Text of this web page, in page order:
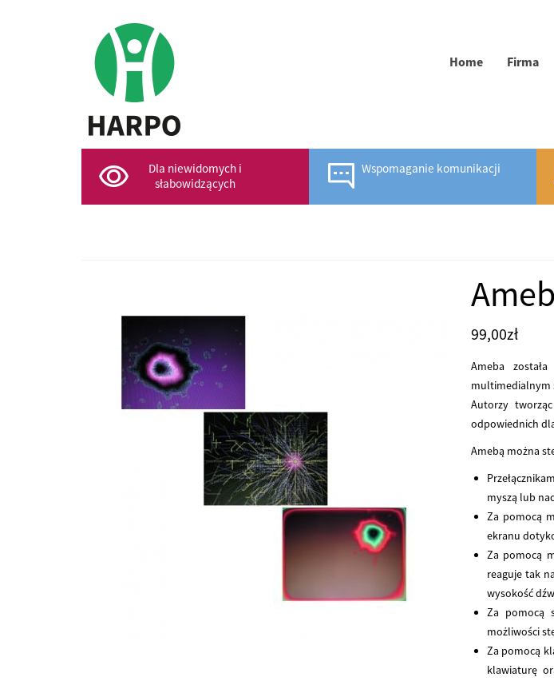
Home Firma
Dla niewidomych i
słabowidzących
Wspomaganie komunikacji
99,00zł
Ameba
multimedialnym
Autorzy
odpowiednich
Amebą można
myszą lub
Za pomocą
ekranu
Za pomocą
reaguje tak
wysokość
Za pomocą
możliwości
Za pomocą
klawiaturę